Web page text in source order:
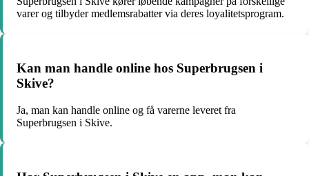
varer og tilbyder medlemsrabatter via deres loyalitetsprogram.
Kan man handle online hos Superbrugsen i
Skive?
Ja, man kan handle online og få varerne leveret fra
Superbrugsen i Skive.